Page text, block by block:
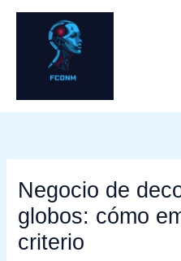
contenido
Negocio de
globos: cómo
criterio